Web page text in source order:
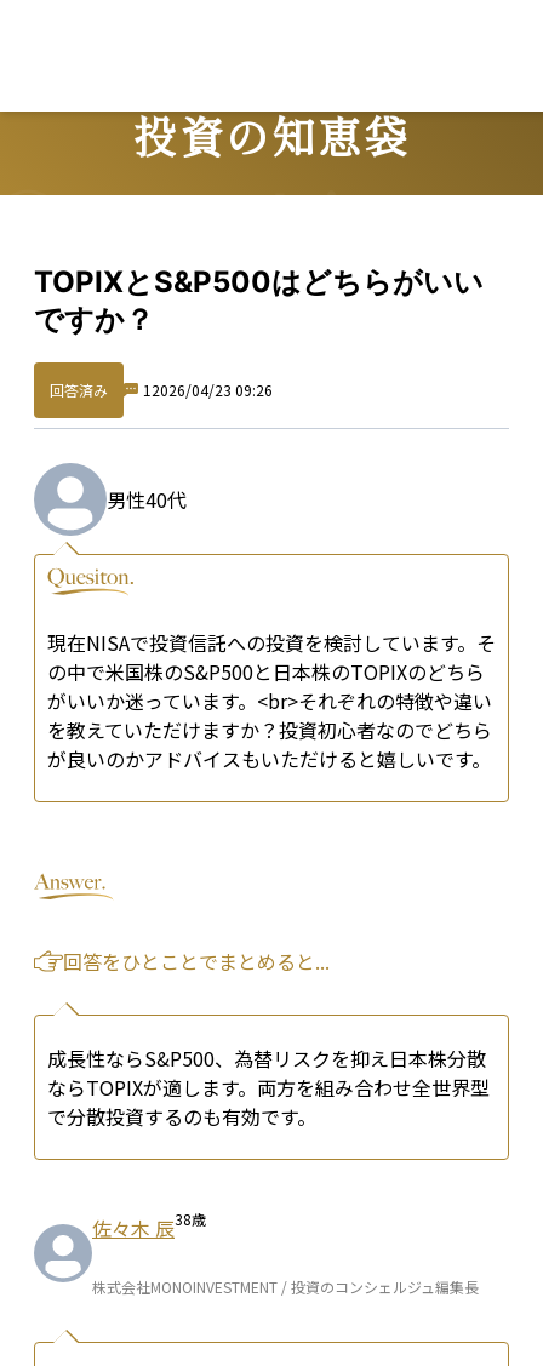
投資の知恵袋
TOPIXとS&P500はどちらがいい
ですか？
回答済み 1 2026/04/23 09:26
男性40代
現在NISAで投資信託への投資を検討しています。そ
の中で米国株のS&P500と日本株のTOPIXのどちら
がいいか迷っています。<br>それぞれの特徴や違い
を教えていただけますか？投資初心者なのでどちら
が良いのかアドバイスもいただけると嬉しいです。
回答をひとことでまとめると...
成長性ならS&P500、為替リスクを抑え日本株分散
ならTOPIXが適します。両方を組み合わせ全世界型
で分散投資するのも有効です。
佐々木 辰38歳
株式会社MONOINVESTMENT / 投資のコンシェルジュ編集長